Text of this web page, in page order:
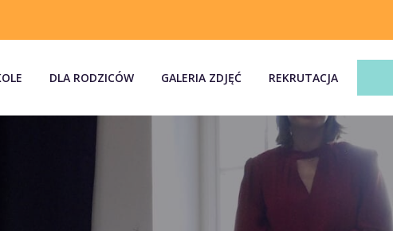
DLA RODZICÓW GALERIA ZDJĘĆ REKRUTACJA